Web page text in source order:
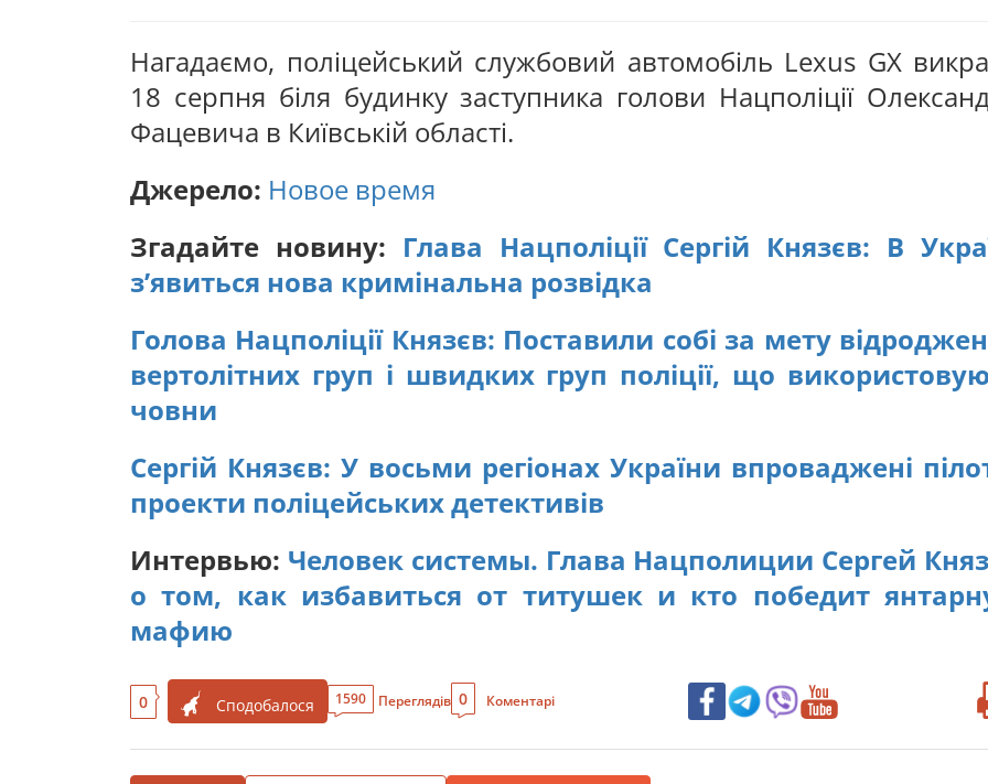
Нагадаємо, поліцейський службовий автомобіль Lexus GX
18 серпня біля будинку заступника голови Нацполіції
Фацевича в Київській області.
Джерело: Новое время
Згадайте новину: Глава Нацполіції Сергій Князєв: В
з’явиться нова кримінальна розвідка
Голова Нацполіції Князєв: Поставили собі за мету
вертолітних груп і швидких груп поліції, що
човни
Сергій Князєв: У восьми регіонах України впроваджені
проекти поліцейських детективів
Интервью: Человек системы. Глава Нацполиции Сергей
о том, как избавиться от титушек и кто победит
мафию
0 Сподобалося 1590 Переглядів 0 Коментарі